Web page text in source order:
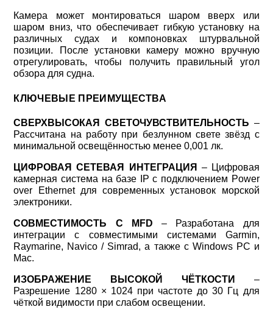
Камера может монтироваться шаром вверх или
шаром вниз, что обеспечивает гибкую установку на
различных судах и компоновках штурвальной
позиции. После установки камеру можно вручную
отрегулировать, чтобы получить правильный угол
обзора для судна.
КЛЮЧЕВЫЕ ПРЕИМУЩЕСТВА
СВЕРХВЫСОКАЯ СВЕТОЧУВСТВИТЕЛЬНОСТЬ –
Рассчитана на работу при безлунном свете звёзд с
минимальной освещённостью менее 0,001 лк.
ЦИФРОВАЯ СЕТЕВАЯ ИНТЕГРАЦИЯ – Цифровая
камерная система на базе IP с подключением Power
over Ethernet для современных установок морской
электроники.
СОВМЕСТИМОСТЬ С MFD – Разработана для
интеграции с совместимыми системами Garmin,
Raymarine, Navico / Simrad, а также с Windows PC и
Mac.
ИЗОБРАЖЕНИЕ ВЫСОКОЙ ЧЁТКОСТИ
–
Разрешение 1280 × 1024 при частоте до 30 Гц для
чёткой видимости при слабом освещении.